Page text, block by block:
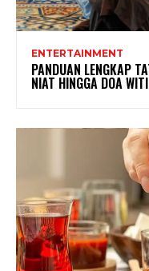
ENTERTAINMENT
PANDUAN LENGKAP
NIAT HINGGA DOA